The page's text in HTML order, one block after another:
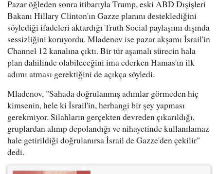
Pazar öğleden sonra itibarıyla Trump, eski ABD Dışişleri
Bakanı Hillary Clinton'ın Gazze planını desteklediğini
söylediği ifadeleri aktardığı Truth Social paylaşımı dışında
sessizliğini koruyordu. Mladenov ise pazar akşamı İsrail'in
Channel 12 kanalına çıktı. Bir tür aşamalı sürecin hala
plan dahilinde olabileceğini ima ederken Hamas'ın ilk
adımı atması gerektiğini de açıkça söyledi.
Mladenov, "Sahada doğrulanmış adımlar görmeden hiç
kimsenin, hele ki İsrail'in, herhangi bir şey yapması
gerekmiyor. Silahların gerçekten devreden çıkarıldığı,
gruplardan alınıp depolandığı ve nihayetinde kullanılamaz
hale getirildiği doğrulanırsa İsrail de Gazze'den çekilir"
dedi.